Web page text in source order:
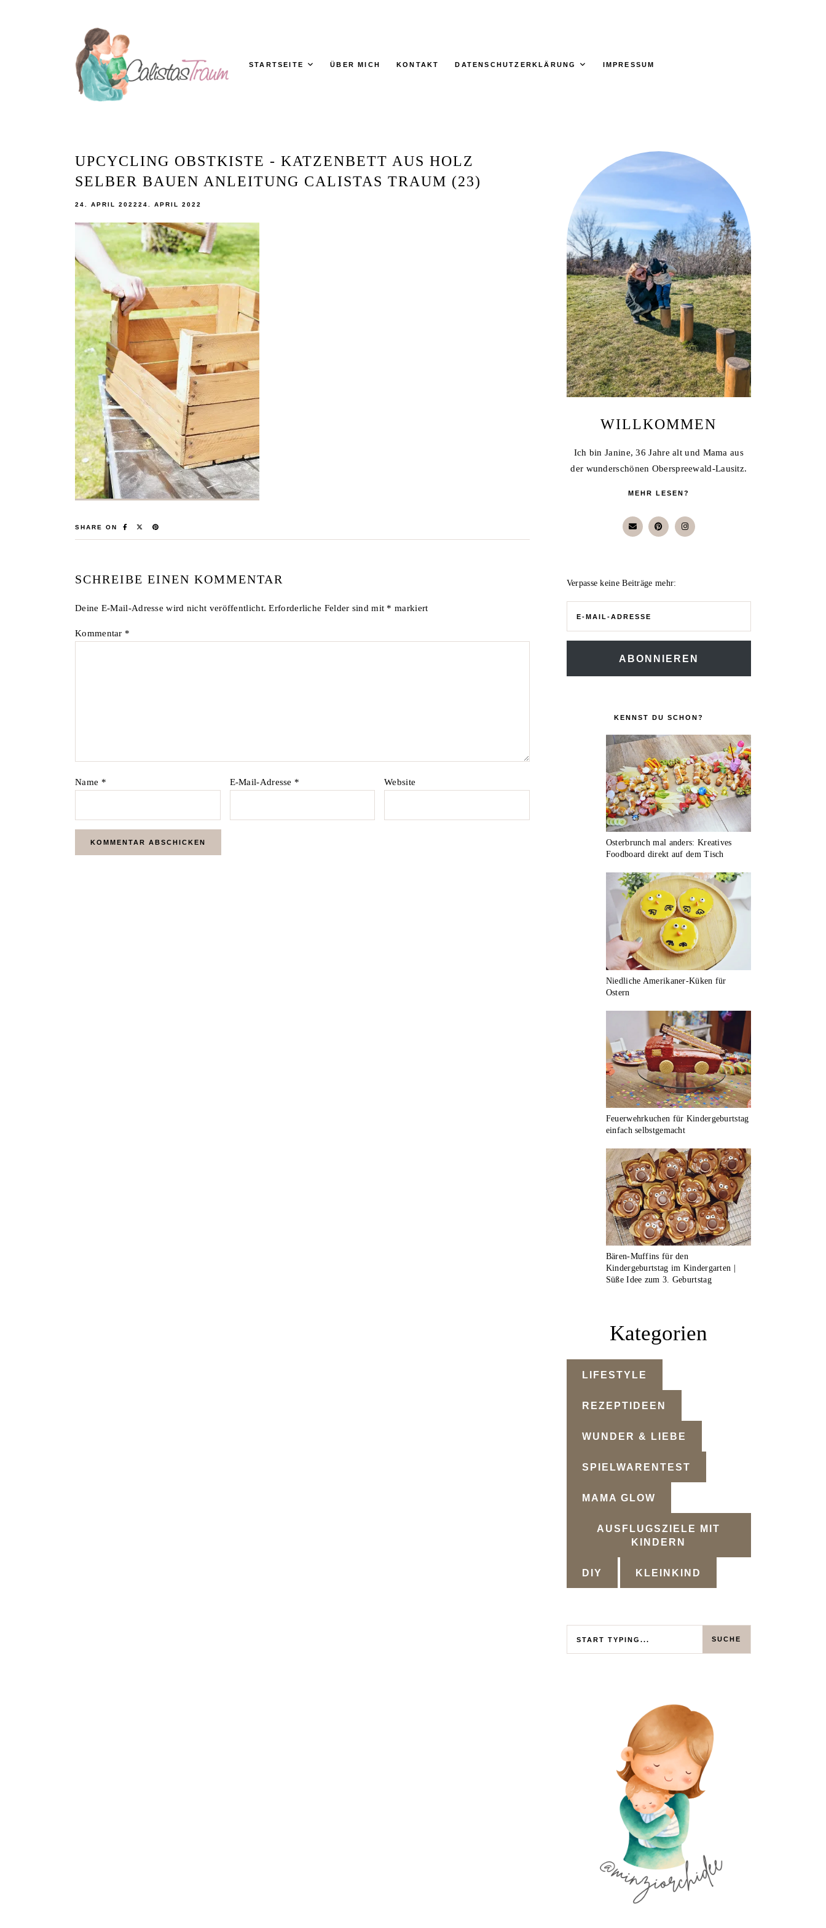
Traum
STARTSEITE ÜBER MICH KONTAKT DATENSCHUTZERKLÄRUNG IMPRESSUM
UPCYCLING OBSTKISTE - KATZENBETT AUS HOLZ
SELBER BAUEN ANLEITUNG CALISTAS TRAUM (23)
24. APRIL 2022 24. APRIL 2022
SHARE ON
SCHREIBE EINEN KOMMENTAR
Deine E-Mail-Adresse wird nicht veröffentlicht. Erforderliche Felder sind mit * markiert
Kommentar *
Name * E-Mail-Adresse * Website
WILLKOMMEN
Ich bin Janine, 36 Jahre alt und Mama aus
der wunderschönen Oberspreewald-Lausitz.
MEHR LESEN?
Verpasse keine Beiträge mehr:
Adresse
ABONNIEREN
KENNST DU SCHON?
Osterbrunch mal anders: Kreatives
Foodboard direkt auf dem Tisch
Niedliche Amerikaner-Küken für
Ostern
Feuerwehrkuchen für Kindergeburtstag
einfach selbstgemacht
Bären-Muffins für den
Kindergeburtstag im Kindergarten |
Süße Idee zum 3. Geburtstag
Kategorien
LIFESTYLE
REZEPTIDEEN
WUNDER & LIEBE
SPIELWARENTEST
MAMA GLOW
AUSFLUGSZIELE MIT
KINDERN
DIY KLEINKIND
SUCHE